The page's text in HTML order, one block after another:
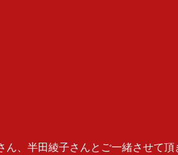
、半田綾子さんとご一緒させて頂